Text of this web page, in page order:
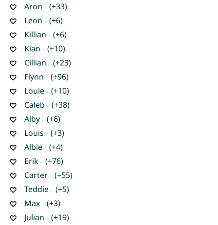
Aron
(+33)
Leon
(+6)
Killian
(+6)
Kian
(+10)
Cillian
(+23)
Flynn
(+96)
Louie
(+10)
Caleb
(+38)
Alby
(+6)
Louis
(+3)
Albie
(+4)
Erik
(+76)
Carter
(+55)
Teddie
(+5)
Max
(+3)
Julian
(+19)